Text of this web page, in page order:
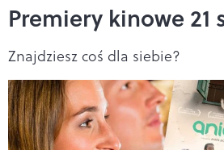
Premiery kinowe 21
Znajdziesz coś dla siebie?